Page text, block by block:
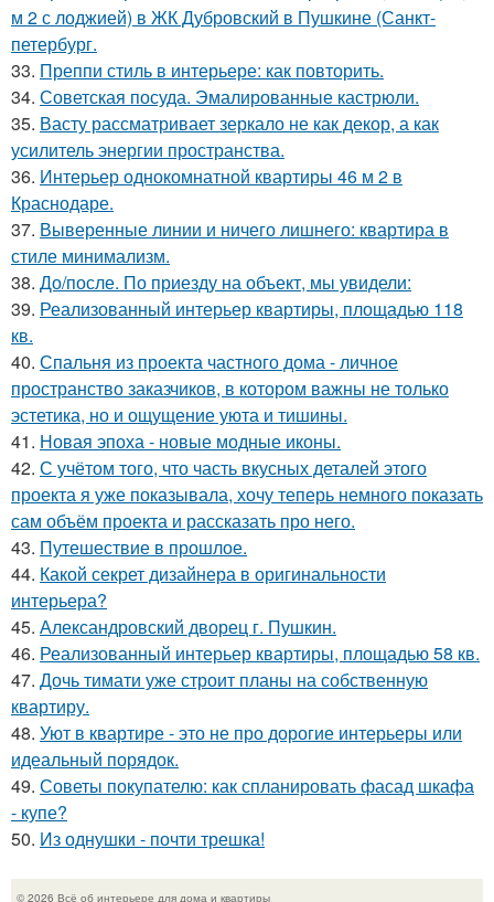
м 2 с лоджией) в ЖК Дубровский в Пушкине (Санкт-
петербург.
33. Преппи стиль в интерьере: как повторить.
34. Советская посуда. Эмалированные кастрюли.
35. Васту рассматривает зеркало не как декор, а как
усилитель энергии пространства.
36. Интерьер однокомнатной квартиры 46 м 2 в
Краснодаре.
37. Выверенные линии и ничего лишнего: квартира в
стиле минимализм.
38. До/после. По приезду на объект, мы увидели:
39. Реализованный интерьер квартиры, площадью 118
кв.
40. Спальня из проекта частного дома - личное
пространство заказчиков, в котором важны не только
эстетика, но и ощущение уюта и тишины.
41. Новая эпоха - новые модные иконы.
42. С учётом того, что часть вкусных деталей этого
проекта я уже показывала, хочу теперь немного показать
сам объём проекта и рассказать про него.
43. Путешествие в прошлое.
44. Какой секрет дизайнера в оригинальности
интерьера?
45. Александровский дворец г. Пушкин.
46. Реализованный интерьер квартиры, площадью 58 кв.
47. Дочь тимати уже строит планы на собственную
квартиру.
48. Уют в квартире - это не про дорогие интерьеры или
идеальный порядок.
49. Советы покупателю: как спланировать фасад шкафа
- купе?
50. Из однушки - почти трешка!
© 2026 Всё об интерьере для дома и квартиры